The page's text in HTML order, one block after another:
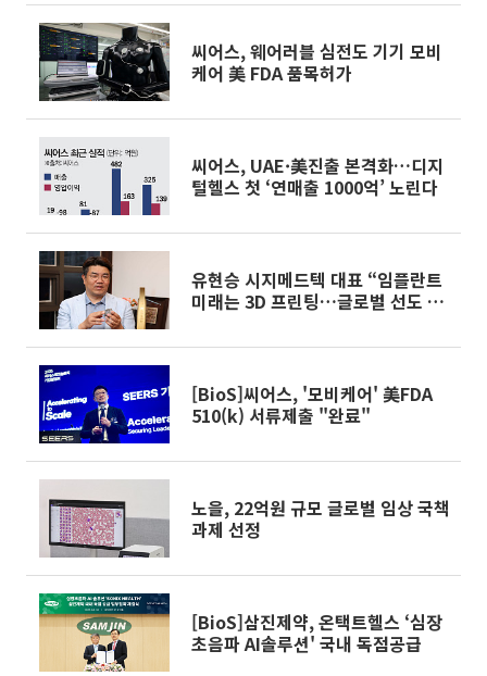
씨어스, 웨어러블 심전도 기기 모비
케어 美 FDA 품목허가
씨어스, UAE·美진출 본격화…디지
털헬스 첫 ‘연매출 1000억’ 노린다
유현승 시지메드텍 대표 “임플란트
미래는 3D 프린팅…글로벌 선도 기
[BioS]씨어스, '모비케어' 美FDA
510(k) 서류제출 "완료"
노을, 22억원 규모 글로벌 임상 국책
과제 선정
[BioS]삼진제약, 온택트헬스 ‘심장
초음파 AI솔루션' 국내 독점공급